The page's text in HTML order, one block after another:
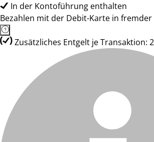
In der Kontoführung enthalten
Bezahlen mit der Debit-Karte in
Zusätzliches Entgelt je Transaktion: